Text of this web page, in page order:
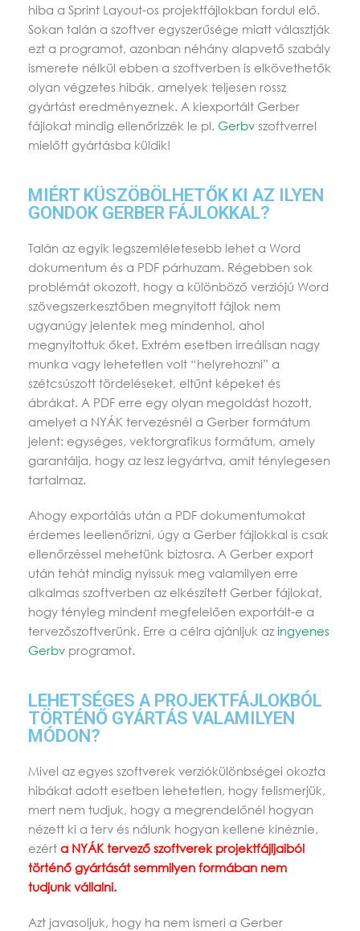
hiba a Sprint Layout-os projektfájlokban fordul elő.
Sokan talán a szoftver egyszerűsége miatt választják
ezt a programot, azonban néhány alapvető szabály
ismerete nélkül ebben a szoftverben is elkövethetők
olyan végzetes hibák, amelyek teljesen rossz
gyártást eredményeznek. A kiexportált Gerber
fájlokat mindig ellenőrizzék le pl. Gerbv szoftverrel
mielőtt gyártásba küldik!
MIÉRT KÜSZÖBÖLHETŐK KI AZ ILYEN
GONDOK GERBER FÁJLOKKAL?
Talán az egyik legszemléletesebb lehet a Word
dokumentum és a PDF párhuzam. Régebben sok
problémát okozott, hogy a különböző verziójú Word
szövegszerkesztőben megnyitott fájlok nem
ugyanúgy jelentek meg mindenhol, ahol
megnyitottuk őket. Extrém esetben irreálisan nagy
munka vagy lehetetlen volt “helyrehozni” a
szétcsúszott tördeléseket, eltűnt képeket és
ábrákat. A PDF erre egy olyan megoldást hozott,
amelyet a NYÁK tervezésnél a Gerber formátum
jelent: egységes, vektorgrafikus formátum, amely
garantálja, hogy az lesz legyártva, amit ténylegesen
tartalmaz.
Ahogy exportálás után a PDF dokumentumokat
érdemes leellenőrizni, úgy a Gerber fájlokkal is csak
ellenőrzéssel mehetünk biztosra. A Gerber export
után tehát mindig nyissuk meg valamilyen erre
alkalmas szoftverben az elkészített Gerber fájlokat,
hogy tényleg mindent megfelelően exportált-e a
tervezőszoftverünk. Erre a célra ajánljuk az ingyenes
Gerbv programot.
LEHETSÉGES A PROJEKTFÁJLOKBÓL
TÖRTÉNŐ GYÁRTÁS VALAMILYEN
MÓDON?
Mivel az egyes szoftverek verziókülönbségei okozta
hibákat adott esetben lehetetlen, hogy felismerjük,
mert nem tudjuk, hogy a megrendelőnél hogyan
nézett ki a terv és nálunk hogyan kellene kinéznie,
ezért a NYÁK tervező szoftverek projektfájljaiból
történő gyártását semmilyen formában nem
tudjunk vállalni.
Azt javasoljuk, hogy ha nem ismeri a Gerber